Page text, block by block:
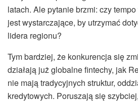
latach. Ale pytanie brzmi: czy
jest wystarczające, by utrzymać
lidera regionu?
Tym bardziej, że konkurencja się
działają już globalne fintechy, jak
nie mają tradycyjnych struktur,
kredytowych. Poruszają się